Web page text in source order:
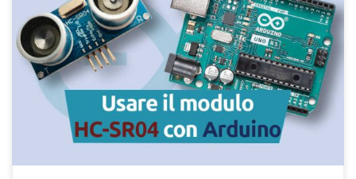
Come usare il modulo HC-SR04 con Arduino. Come
programmare il sensore a ultrasuoni HC-SR04 per l'utilizzo con
Arduino.